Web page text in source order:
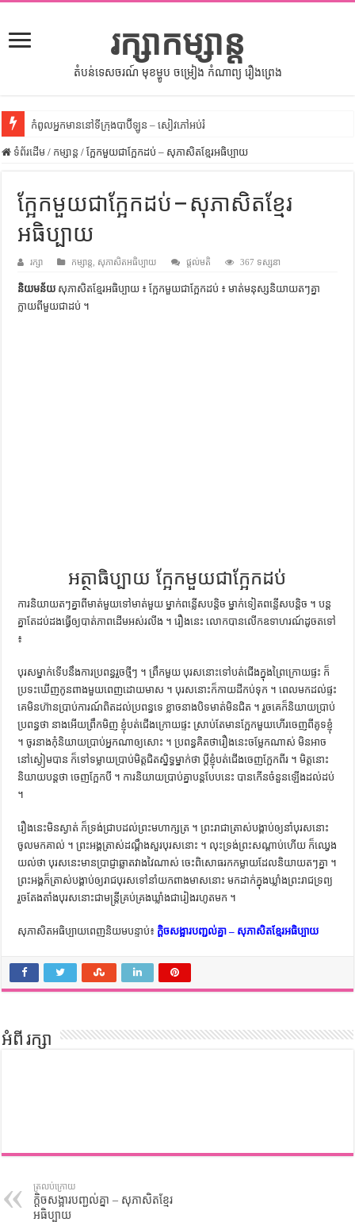
រក្សាកម្សាន្ត
តំបន់ទេសចរណ៍ មុខម្ហូប ចម្រៀង កំណាព្យ រឿងព្រេង
កំពូលអ្នកមាននៅទីក្រុងបាប៊ីឡូន – សៀវភៅអប់រំ
សីលធម៌នៅក្នុងសង្គមខ្មែរ – សៀវភៅចំណេះដឹងទូទៅ
ទំលៀមទម្លាប់ប្រពៃណីជនជាតិចិន – សៀវភៅចំណេះដឹងទូទៅ
ដើមកំណើតអង្គរ – សៀវភៅចំណេះដឹងទូទៅ
ដើមកំណើតជនជាតិខ្មែរ – អត្ថបទស្រាវជ្រាវ
ទំនាក់ទំនងកម្ពុជានិងចិន – សៀវភៅចំណេះដឹងទូទៅ
ព្រះបាទធម្មិក – សៀវភៅចំណេះដឹងទូទៅ
ទំព័រដើម / កម្សាន្ត / ក្អែកមួយជាក្អែកដប់ – សុភាសិតខ្មែរអធិប្បាយ
ក្អែកមួយជាក្អែកដប់ – សុភាសិតខ្មែរ
អធិប្បាយ
រក្សា កម្សាន្ត សុភាសិតអធិប្បាយ ផ្តល់មតិ 367 ទស្សនា
និយមន័យ សុភាសិតខ្មែរអធិប្បាយ ៖ ក្អែកមួយជាក្អែកដប់ ៖ មាត់​មនុស្ស​និយាយ​តៗ​គ្នា​
ក្លាយ​ពី​មួយ​ជា​ដប់ ។
អត្ថាធិប្បាយ ក្អែកមួយជាក្អែកដប់
ការ​និយាយ​តៗ​គ្នា​ពី​មាត់​មួយ​ទៅ​មាត់​មួយ ម្នាក់​ពន្លើស​បន្តិច ម្នាក់​ទៀត​ពន្លើស​បន្តិច ។ បន្ត​
គ្នា​តែ​ដប់​ដង​ធ្វើ​ឲ្យ​បាត់​ភាព​ដើម​អស់​រលីង ។ រឿង​នេះ លោក​បាន​លើក​ឧទាហរណ៍​ដូច​ត​ទៅ
៖
បុរស​ម្នាក់​ទើប​នឹង​ការ​ប្រពន្ធ​រួច​ថ្មីៗ ។ ព្រឹក​មួយ បុរស​នោះ​ទៅ​បត់​ជើង​ក្នុង​ព្រៃ​ក្រោយ​ផ្ទះ ក៏​
ប្រទះ​ឃើញ​កូន​ពាង​មួយ​ពេញ​ដោយ​មាស ។ បុរស​នោះ​ក៏​កាយ​ដី​កប់​ទុក ។ ពេល​មក​ដល់​ផ្ទះ
គេ​មិន​ហ៊ាន​ប្រាប់​ការណ៍​ពិត​ដល់​ប្រពន្ធ​ទេ ខ្លាច​នាង​បិទ​មាត់​មិន​ជិត ។ រួច​គេ​ក៏​និយាយ​ប្រាប់​
ប្រពន្ធ​ថា នាង​អើយ​ព្រឹក​មិញ ខ្ញុំ​បត់​ជើង​ក្រោយ​ផ្ទះ ស្រាប់​តែ​មាន​ក្អែក​មួយ​ហើរ​ចេញ​ពី​គូទ​ខ្ញុំ
។ ចូរ​នាង​កុំ​និយាយ​ប្រាប់​អ្នក​ណា​ឲ្យ​សោះ ។ ប្រពន្ធ​គិត​ថា​រឿង​នេះ​ចម្លែក​ណាស់ មិន​អាច​
នៅ​ស្ងៀម​បាន ក៏​ទៅ​ទម្លាយ​ប្រាប់​មិត្ត​ជិត​ស្និទ្ធ​ម្នាក់​ថា ប្ដី​ខ្ញុំ​បត់​ជើង​ចេញ​ក្អែក​ពីរ ។ មិត្ត​នោះ​
និយាយ​បន្ត​ថា ចេញ​ក្អែក​បី ។ ការ​និយាយ​ប្រាប់​គ្នា​បន្ត​បែប​នេះ បាន​កើន​ចំនួន​ឡើង​ដល់​ដប់
។
រឿង​នេះ​មិន​ស្ងាត់ ក៏​ទ្រង់​ជ្រាប​ដល់​ព្រះមហាក្សត្រ ។ ព្រះរាជា​ត្រាស់​បង្គាប់​ឲ្យ​នាំ​បុរស​នោះ​
ចូល​មក​គាល់ ។ ព្រះអង្គ​ត្រាស់​ដណ្ដឹង​សួរ​បុរស​នោះ ។ លុះ​ទ្រង់​ព្រះ​សណ្ដាប់​ហើយ ក៏​ឈ្វេង​
យល់​ថា បុរស​នេះ​មាន​ប្រាជ្ញា​ឆ្លាត​វាងវៃ​ណាស់ ចេះ​ពិសោធ​រក​កម្លាយ​ដែល​និយាយ​តៗ​គ្នា ។
ព្រះអង្គ​ក៏​ត្រាស់​បង្គាប់​ឲ្យ​រាជ​បុរស​ទៅ​នាំ​យក​ពាង​មាស​នោះ មក​ដាក់​ក្នុង​ឃ្លាំង​ព្រះរាជទ្រព្យ
រួច​តែង​តាំង​បុរស​នោះ​ជា​មន្ត្រី​គ្រប់​គ្រង​ឃ្លាំង​ជា​រៀង​រហូត​មក ។
សុភាសិតអធិប្បាយពេញនិយមបន្ទាប់៖ ក្តិចសង្អារបញ្ជល់គ្នា – សុភាសិតខ្មែរអធិប្បាយ
អំពី រក្សា
ត្រលប់ក្រោយ
ក្តិចសង្អារបញ្ជល់គ្នា – សុភាសិតខ្មែរ
អធិប្បាយ